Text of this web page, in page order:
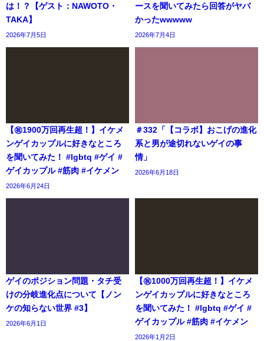
は！？【ゲスト：NAWOTO・
TAKA】
2026年7月5日
ースを聞いてみたら回答がヤバ
かったwwwww
2026年7月4日
【㊗️1900万回再生超！】イケメ
ンゲイカップルに好きなところ
を聞いてみた！ #lgbtq #ゲイ #
ゲイカップル #筋肉 #イケメン
2026年6月24日
＃332「【コラボ】おこげの進化
系と男が途切れないゲイの事
情」
2026年6月18日
ゲイのポジション問題・タチ受
けの分岐進化点について【ノン
ケの知らない世界 #3】
2026年6月1日
【㊗️1000万回再生超！】イケメ
ンゲイカップルに好きなところ
を聞いてみた！ #lgbtq #ゲイ #
ゲイカップル #筋肉 #イケメン
2026年1月2日